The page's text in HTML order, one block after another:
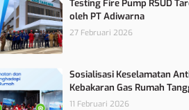
Testing Fire Pump RSUD
oleh PT Adiwarna
27 Februari 2026
Sosialisasi Keselamatan
Kebakaran Gas Rumah
11 Februari 2026